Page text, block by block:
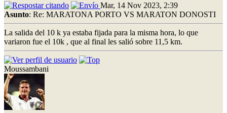
Mar, 14 Nov 2023, 2:39
Asunto: Re: MARATONA PORTO VS MARATON DONOSTI
La salida del 10 k ya estaba fijada para la misma hora, lo que
variaron fue el 10k , que al final les salió sobre 11,5 km.
Moussambani